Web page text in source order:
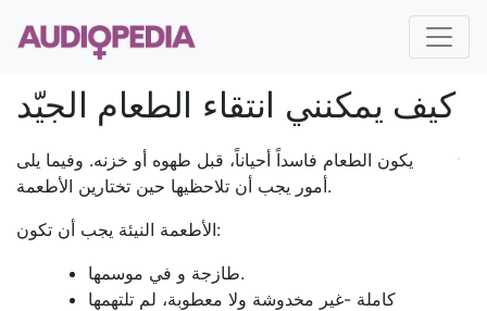
كيف يمكنني انتقاء الطعام الجيّد
يكون الطعام فاسداً أحياناً، قبل طهوه أو خزنه. وفيما يلى
أمور يجب أن تلاحظيها حين تختارين الأطعمة.
الأطعمة النيئة يجب أن تكون:
طازجة و في موسمها.
كاملة -غير مخدوشة ولا معطوبة، لم تلتهمها